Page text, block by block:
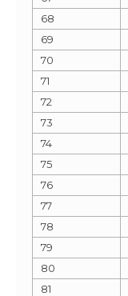
68
69
70
71
72
73
74
75
76
77
78
79
80
81